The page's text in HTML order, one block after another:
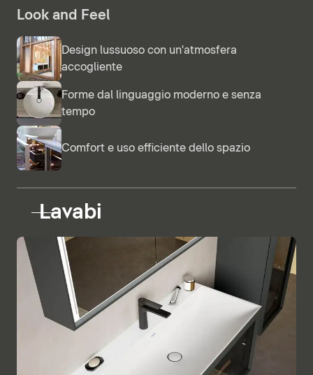
Look and Feel
Design lussuoso con un'atmosfera
accogliente
Forme dal linguaggio moderno e senza
tempo
Comfort e uso efficiente dello spazio
Lavabi